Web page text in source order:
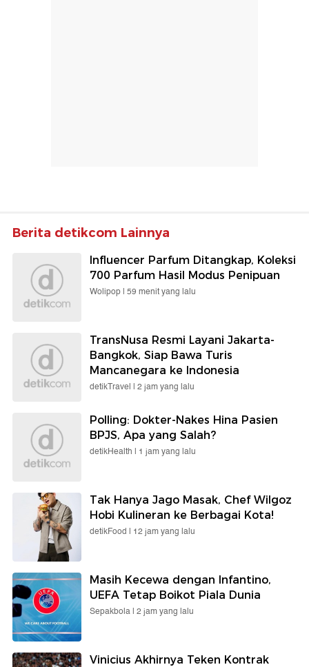
Berita detikcom Lainnya
Influencer Parfum Ditangkap, Koleksi
700 Parfum Hasil Modus Penipuan
Wolipop | 59 menit yang lalu
TransNusa Resmi Layani Jakarta-
Bangkok, Siap Bawa Turis
Mancanegara ke Indonesia
detikTravel | 2 jam yang lalu
Polling: Dokter-Nakes Hina Pasien
BPJS, Apa yang Salah?
detikHealth | 1 jam yang lalu
Tak Hanya Jago Masak, Chef Wilgoz
Hobi Kulineran ke Berbagai Kota!
detikFood | 12 jam yang lalu
Masih Kecewa dengan Infantino,
UEFA Tetap Boikot Piala Dunia
Sepakbola | 2 jam yang lalu
Vinicius Akhirnya Teken Kontrak